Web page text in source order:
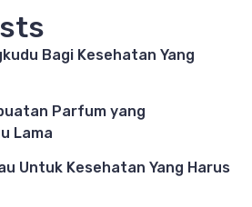
Bagi Kesehatan Yang
Parfum yang
Lama
Untuk Kesehatan Yang Harus